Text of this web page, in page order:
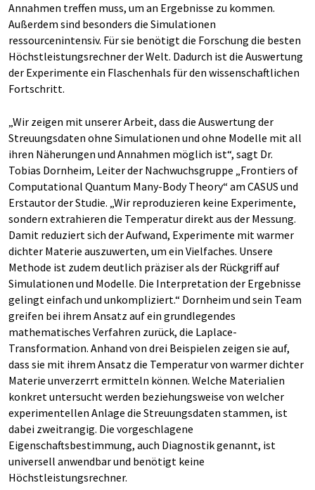
Annahmen treffen muss, um an Ergebnisse zu kommen.
Außerdem sind besonders die Simulationen
ressourcenintensiv. Für sie benötigt die Forschung die besten
Höchstleistungsrechner der Welt. Dadurch ist die Auswertung
der Experimente ein Flaschenhals für den wissenschaftlichen
Fortschritt.
„Wir zeigen mit unserer Arbeit, dass die Auswertung der
Streuungsdaten ohne Simulationen und ohne Modelle mit all
ihren Näherungen und Annahmen möglich ist“, sagt Dr.
Tobias Dornheim, Leiter der Nachwuchsgruppe „Frontiers of
Computational Quantum Many-Body Theory“ am CASUS und
Erstautor der Studie. „Wir reproduzieren keine Experimente,
sondern extrahieren die Temperatur direkt aus der Messung.
Damit reduziert sich der Aufwand, Experimente mit warmer
dichter Materie auszuwerten, um ein Vielfaches. Unsere
Methode ist zudem deutlich präziser als der Rückgriff auf
Simulationen und Modelle. Die Interpretation der Ergebnisse
gelingt einfach und unkompliziert.“ Dornheim und sein Team
greifen bei ihrem Ansatz auf ein grundlegendes
mathematisches Verfahren zurück, die Laplace-
Transformation. Anhand von drei Beispielen zeigen sie auf,
dass sie mit ihrem Ansatz die Temperatur von warmer dichter
Materie unverzerrt ermitteln können. Welche Materialien
konkret untersucht werden beziehungsweise von welcher
experimentellen Anlage die Streuungsdaten stammen, ist
dabei zweitrangig. Die vorgeschlagene
Eigenschaftsbestimmung, auch Diagnostik genannt, ist
universell anwendbar und benötigt keine
Höchstleistungsrechner.